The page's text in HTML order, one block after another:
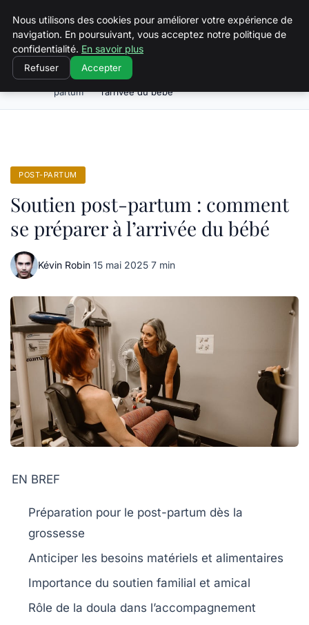
Squeakyswing.com
Post-
partum
Soutien post-partum : comment se préparer à
l’arrivée du bébé
POST-PARTUM
Soutien post-partum : comment
se préparer à l’arrivée du bébé
Kévin Robin·15 mai 2025·7 min
EN BREF
Préparation pour le post-partum dès la
grossesse
Anticiper les besoins matériels et alimentaires
Importance du soutien familial et amical
Rôle de la doula dans l’accompagnement
Nous utilisons des cookies pour améliorer votre expérience de
navigation. En poursuivant, vous acceptez notre politique de
confidentialité. En savoir plus
Refuser Accepter